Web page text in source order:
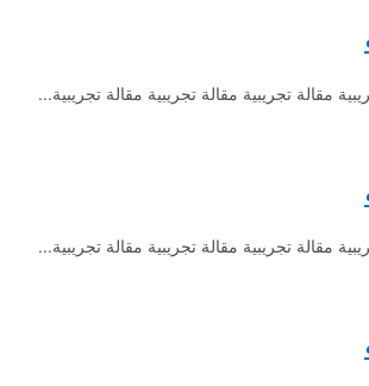
مقالة تجريبية مقالة تجريبية مقالة تجريبية...
مقالة تجريبية مقالة تجريبية مقالة تجريبية...